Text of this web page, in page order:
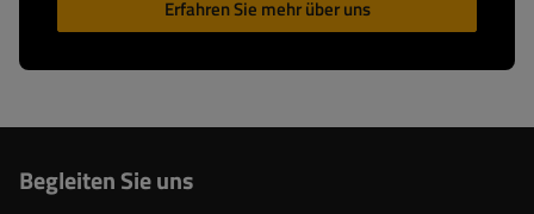
Erfahren Sie mehr über uns
Begleiten Sie uns